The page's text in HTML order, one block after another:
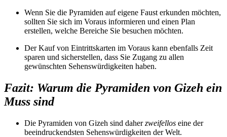
Wenn Sie die Pyramiden auf eigene Faust erkunden möchten,
sollten Sie sich im Voraus informieren und einen Plan
erstellen, welche Bereiche Sie besuchen möchten.
Der Kauf von Eintrittskarten im Voraus kann ebenfalls Zeit
sparen und sicherstellen, dass Sie Zugang zu allen
gewünschten Sehenswürdigkeiten haben.
Fazit: Warum die Pyramiden von Gizeh ein
Muss sind
Die Pyramiden von Gizeh sind daherzweifellos eine der
beeindruckendsten Sehenswürdigkeiten der Welt.